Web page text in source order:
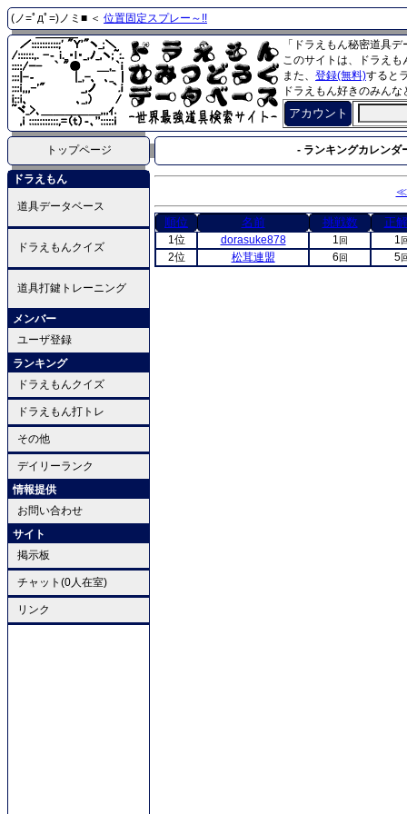
(ノ=ﾟдﾟ=)ノミ■ ＜ 位置固定スプレー～!!
「ドラえもん秘密道具
このサイトは、ドラえ
また、 登録(無料)すると
ドラえもん好きのみん
アカウント
トップページ - ランキングカレンダ
ドラえもん
道具データベース
ドラえもんクイズ
道具打鍵トレーニング
メンバー
ユーザ登録
ランキング
ドラえもんクイズ
ドラえもん打トレ
その他
デイリーランク
情報提供
お問い合わせ
サイト
掲示板
チャット(0人在室)
リンク
順位 名前 挑戦数 正
1位 dorasuke878 1 回 1
2位 松茸連盟 6 回 5